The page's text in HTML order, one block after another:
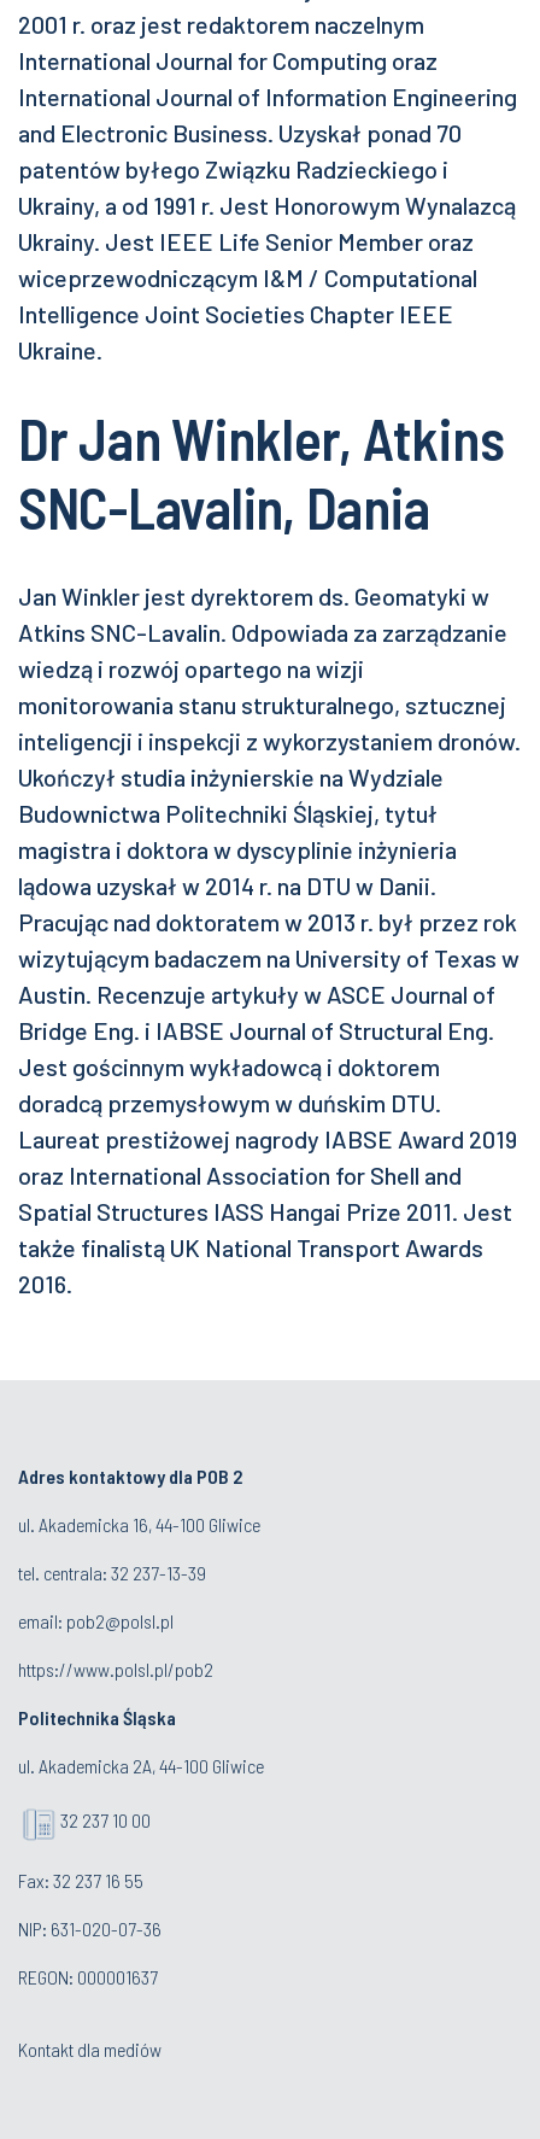
2001 r. oraz jest redaktorem naczelnym
International Journal for Computing oraz
International Journal of Information Engineering
and Electronic Business. Uzyskał ponad 70
patentów byłego Związku Radzieckiego i
Ukrainy, a od 1991 r. Jest Honorowym Wynalazcą
Ukrainy. Jest IEEE Life Senior Member oraz
wiceprzewodniczącym I&M / Computational
Intelligence Joint Societies Chapter IEEE
Ukraine.
Dr Jan Winkler, Atkins
SNC-Lavalin, Dania
Jan Winkler jest dyrektorem ds. Geomatyki w
Atkins SNC-Lavalin. Odpowiada za zarządzanie
wiedzą i rozwój opartego na wizji
monitorowania stanu strukturalnego, sztucznej
inteligencji i inspekcji z wykorzystaniem dronów.
Ukończył studia inżynierskie na Wydziale
Budownictwa Politechniki Śląskiej, tytuł
magistra i doktora w dyscyplinie inżynieria
lądowa uzyskał w 2014 r. na DTU w Danii.
Pracując nad doktoratem w 2013 r. był przez rok
wizytującym badaczem na University of Texas w
Austin. Recenzuje artykuły w ASCE Journal of
Bridge Eng. i IABSE Journal of Structural Eng.
Jest gościnnym wykładowcą i doktorem
doradcą przemysłowym w duńskim DTU.
Laureat prestiżowej nagrody IABSE Award 2019
oraz International Association for Shell and
Spatial Structures IASS Hangai Prize 2011. Jest
także finalistą UK National Transport Awards
2016.
Adres kontaktowy dla POB 2
ul. Akademicka 16, 44-100 Gliwice
tel. centrala: 32 237-13-39
email: pob2@polsl.pl
https://www.polsl.pl/pob2
Politechnika Śląska
ul. Akademicka 2A, 44-100 Gliwice
32 237 10 00
Fax: 32 237 16 55
NIP: 631-020-07-36
REGON: 000001637
Kontakt dla mediów